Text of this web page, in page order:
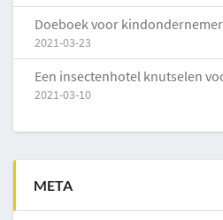
Doeboek voor
2021-03-23
Een insectenhotel knutselen
2021-03-10
META